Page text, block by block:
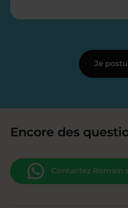
Je
Encore des
Contactez Romain